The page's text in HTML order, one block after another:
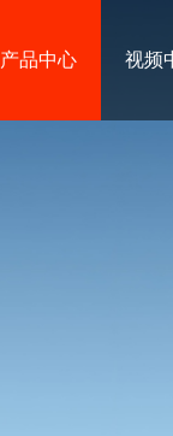
产品中心 视频